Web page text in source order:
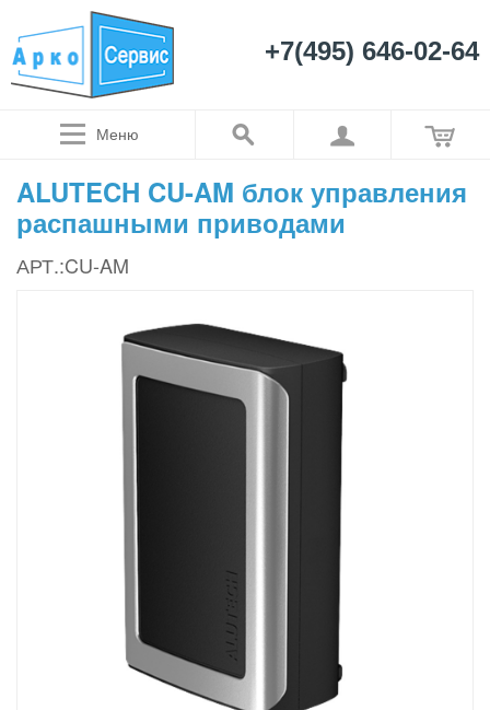
+7(495) 646-02-64
Меню
ALUTECH CU-AM блок управления
распашными приводами
АРТ.:CU-AM